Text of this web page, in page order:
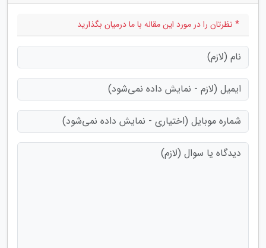
* نظرتان را در مورد این مقاله با ما درمیان بگذارید